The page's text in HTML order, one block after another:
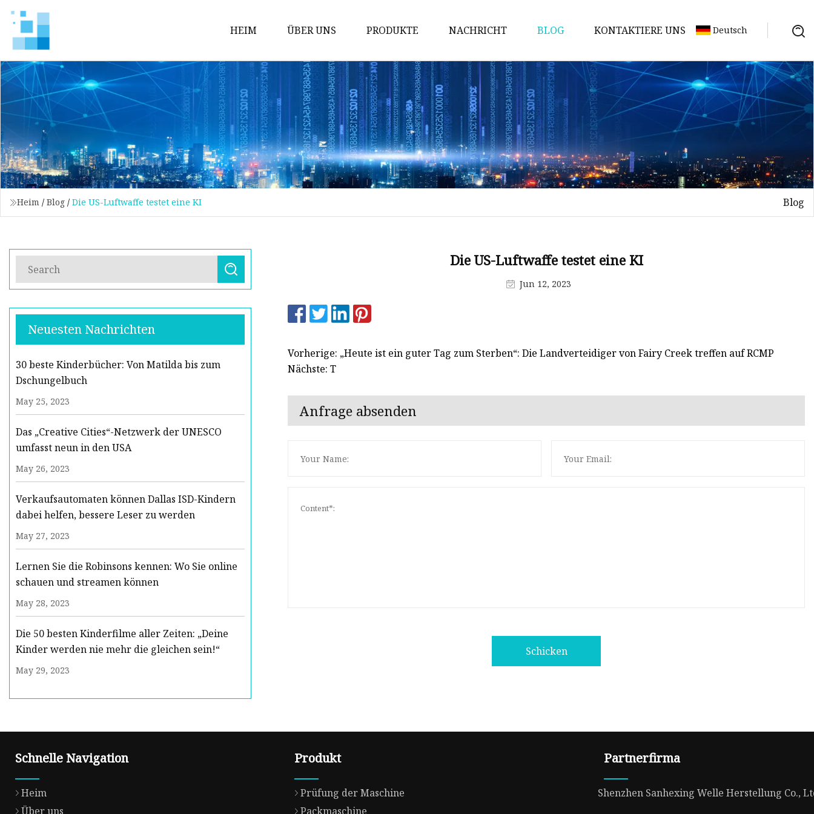
HEIM ÜBER UNS PRODUKTE
Prüfung der Maschine
Packmaschine
Schneidemaschine
Bronziermaschine
Stanzmaschine
Fördermaschine
Kinderbuchmaschine
NACHRICHT BLOG KONTAKTIERE UNS Deutsch
Heim / Blog / Die US-Luftwaffe testet eine KI Blog
Neuesten Nachrichten
30 beste Kinderbücher: Von Matilda bis zum
Dschungelbuch
May 25, 2023
Das „Creative Cities“-Netzwerk der UNESCO
umfasst neun in den USA
May 26, 2023
Verkaufsautomaten können Dallas ISD-Kindern
dabei helfen, bessere Leser zu werden
May 27, 2023
Lernen Sie die Robinsons kennen: Wo Sie online
schauen und streamen können
May 28, 2023
Die 50 besten Kinderfilme aller Zeiten: „Deine
Kinder werden nie mehr die gleichen sein!“
May 29, 2023
Die US-Luftwaffe testet eine KI
Jun 12, 2023
Vorherige: „Heute ist ein guter Tag zum Sterben“: Die Landverteidiger von Fairy Creek treffen auf RCMP
Nächste: T
Anfrage absenden
Schicken
Schnelle Navigation
Heim
Über uns
Produkt
Prüfung der Maschine
Packmaschine
Partnerfirma
Shenzhen Sanhexing Welle Herstellung Co.,